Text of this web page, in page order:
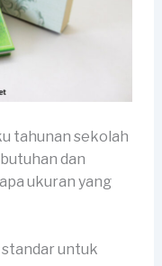
tahunan sekolah
dan
ukuran yang
standar untuk